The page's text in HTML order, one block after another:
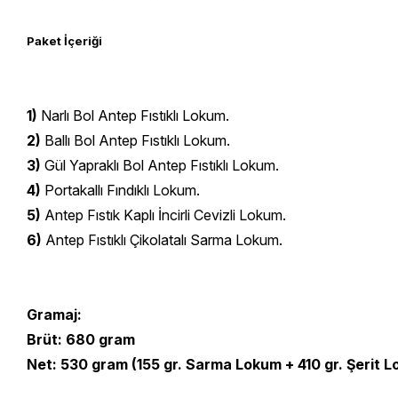
Paket İçeriği
1) Narlı Bol Antep Fıstıklı Lokum.
2) Ballı Bol Antep Fıstıklı Lokum.
3) Gül Yapraklı Bol Antep Fıstıklı Lokum.
4) Portakallı Fındıklı Lokum.
5) Antep Fıstık Kaplı İncirli Cevizli Lokum.
6) Antep Fıstıklı Çikolatalı Sarma Lokum.
Gramaj:
Brüt: 680 gram
Net: 530 gram (155 gr. Sarma Lokum + 410 gr. Şerit